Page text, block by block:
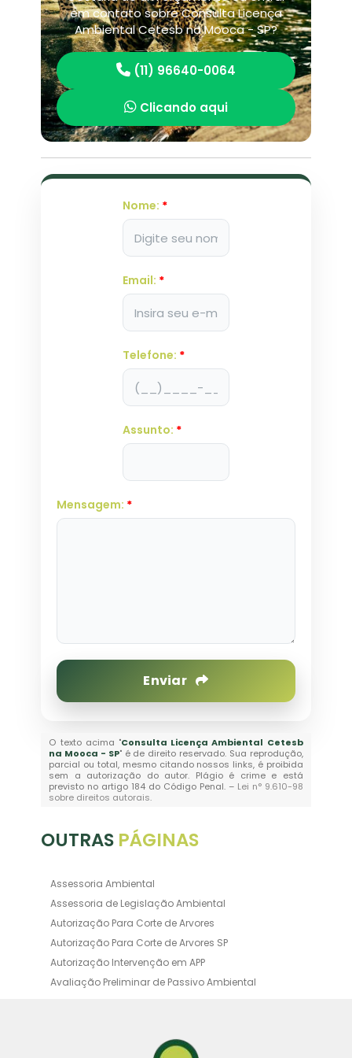
em contato sobre Consulta Licença
Ambiental Cetesb na Mooca - SP?
(11) 96640-0064
Clicando aqui
Nome: *
Email: *
Telefone: *
Assunto: *
Mensagem: *
Enviar
O texto acima "Consulta Licença Ambiental Cetesb
na Mooca - SP" é de direito reservado. Sua reprodução,
parcial ou total, mesmo citando nossos links, é proibida
sem a autorização do autor. Plágio é crime e está
previsto no artigo 184 do Código Penal. – Lei n° 9.610-98
sobre direitos autorais.
OUTRAS PÁGINAS
Assessoria Ambiental
Assessoria de Legislação Ambiental
Autorização Para Corte de Arvores
Autorização Para Corte de Arvores SP
Autorização Intervenção em APP
Avaliação Preliminar de Passivo Ambiental
Certificado de Movimentação de Resíduos de